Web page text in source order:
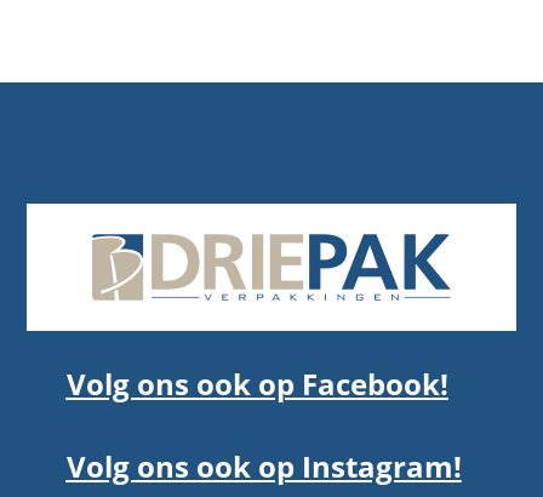
Volg ons ook op Facebook!
Volg ons ook op Instagram!